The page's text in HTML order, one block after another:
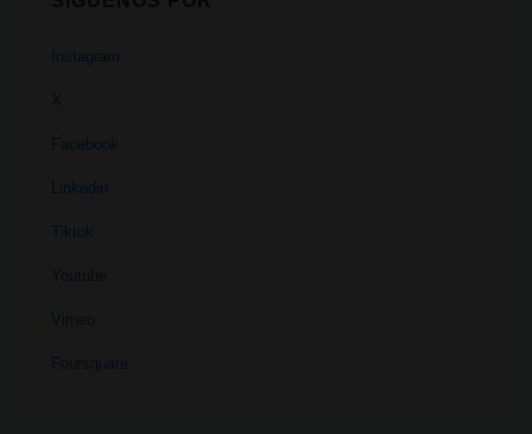
Instagram
X
Facebook
Linkedin
Tiktok
Youtube
Vimeo
Foursquare